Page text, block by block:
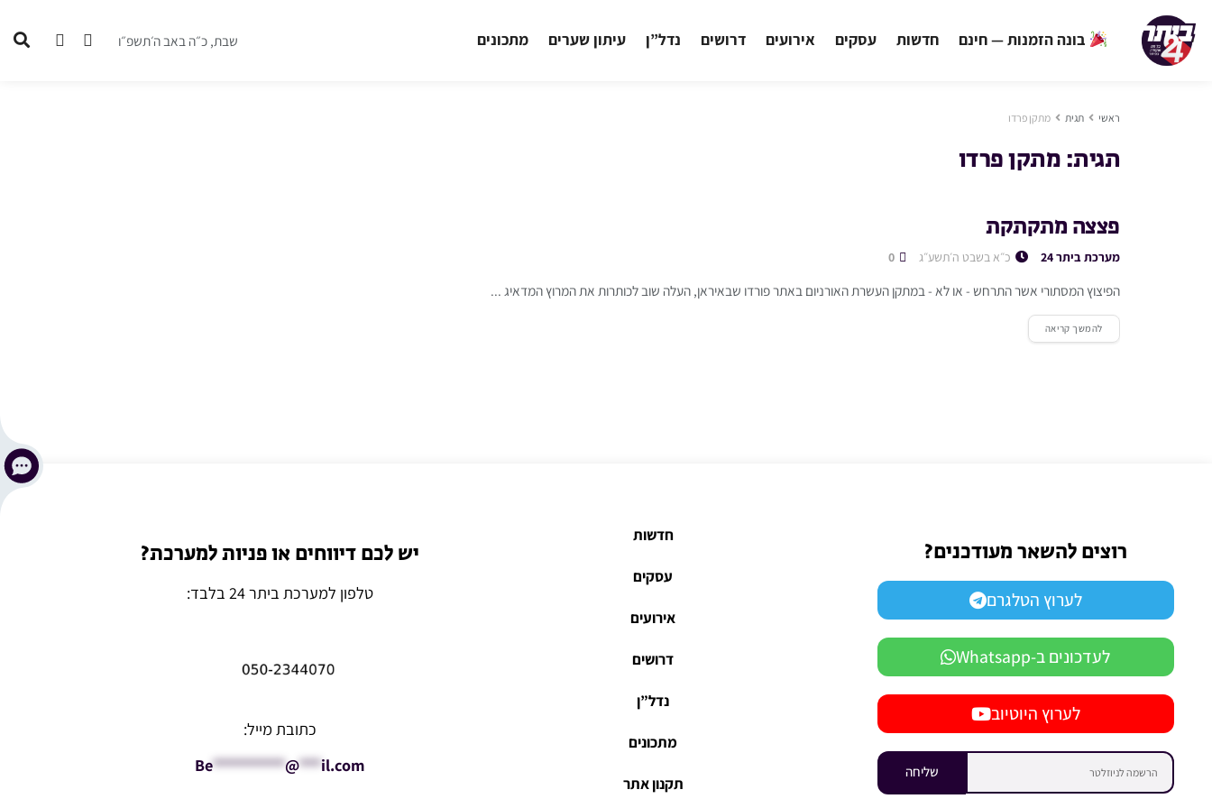
בונה הזמנות — חינם חדשות עסקים אירועים דרושים נדל”ן עיתון שערים מתכונים שבת, כ״ה באב ה׳תשפ״ו
ראשי תגית מתקן פרדו
תגית: מתקן פרדו
פצצה מתקתקת
מערכת ביתר 24 כ״א בשבט ה׳תשע״ג
הפיצוץ המסתורי אשר התרחש - או לא - במתקן העשרת האורניום באתר פורדו שבאיראן, העלה שוב לכותרות את המרוץ המדאיג ...
להמשך קריאה
רוצים להשאר מעודכנים?
לערוץ הטלגרם
לעדכונים ב-Whatsapp
לערוץ היוטיוב
שליחה
חדשות
עסקים
אירועים
דרושים
נדל”ן
מתכונים
תקנון אתר
יש לכם דיווחים או פניות למערכת?
טלפון למערכת ביתר 24 בלבד:
כתובת מייל:
Be**********@***il.com